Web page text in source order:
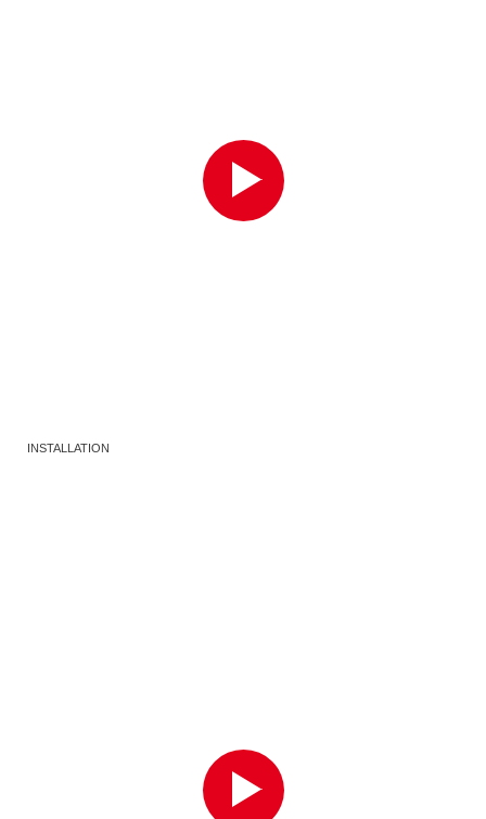
INSTALLATION